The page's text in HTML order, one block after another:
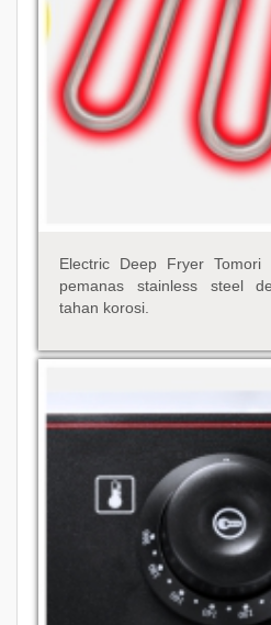
Electric Deep Fryer Tomori
pemanas stainless steel
tahan korosi.